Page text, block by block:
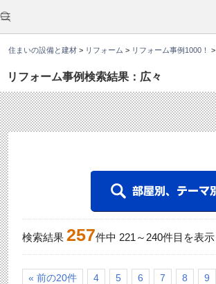
住まいの設備と建材 > リフォーム > リフォーム事例1000！ >
リフォーム事例検索結果：広々
こ
か
ら
文
す
検索結果 257件中 221 ～ 240件目を表示
« 前の20件 4 5 6 7 8 9